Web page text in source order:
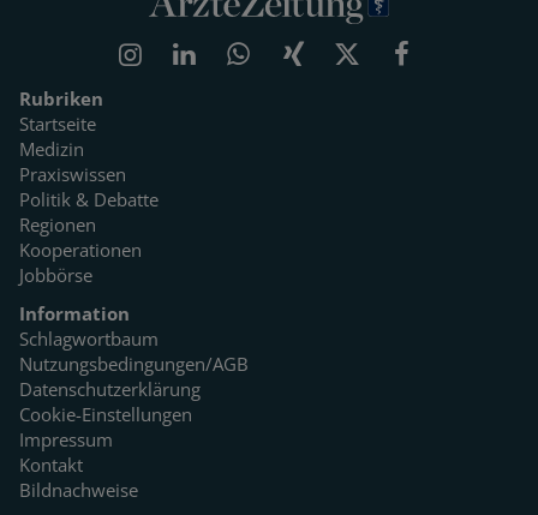
Rubriken
Startseite
Medizin
Praxiswissen
Politik & Debatte
Regionen
Kooperationen
Jobbörse
Information
Schlagwortbaum
Nutzungsbedingungen/AGB
Datenschutzerklärung
Cookie-Einstellungen
Impressum
Kontakt
Bildnachweise